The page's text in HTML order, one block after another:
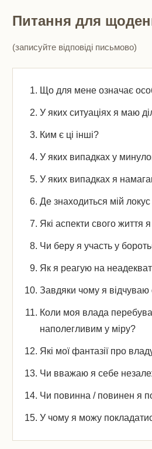
Питання для
(записуйте відповіді письмово)
Що для мене означає
У яких ситуаціях я маю
Ким є ці інші?
У яких випадках у
У яких випадках я
Де знаходиться мій
Які аспекти свого життя
Чи беру я участь у
Як я реагую на
Завдяки чому я відчуваю
Коли моя влада
наполегливим у міру?
Які мої фантазії про
Чи вважаю я себе
Чи повинна / повинен я
У чому я можу